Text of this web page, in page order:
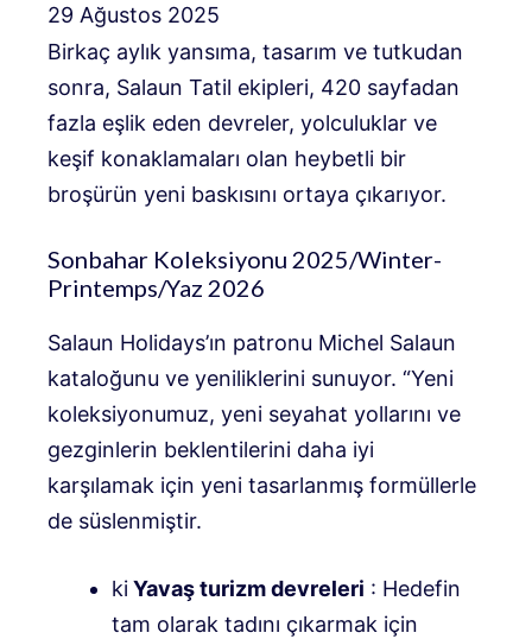
29 Ağustos 2025
Birkaç aylık yansıma, tasarım ve tutkudan
sonra, Salaun Tatil ekipleri, 420 sayfadan
fazla eşlik eden devreler, yolculuklar ve
keşif konaklamaları olan heybetli bir
broşürün yeni baskısını ortaya çıkarıyor.
Sonbahar Koleksiyonu 2025/Winter-
Printemps/Yaz 2026
Salaun Holidays’ın patronu Michel Salaun
kataloğunu ve yeniliklerini sunuyor. “Yeni
koleksiyonumuz, yeni seyahat yollarını ve
gezginlerin beklentilerini daha iyi
karşılamak için yeni tasarlanmış formüllerle
de süslenmiştir.
kiYavaş turizm devreleri : Hedefin
tam olarak tadını çıkarmak için